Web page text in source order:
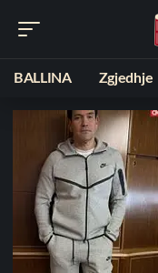
BALLINA Zgjedhje